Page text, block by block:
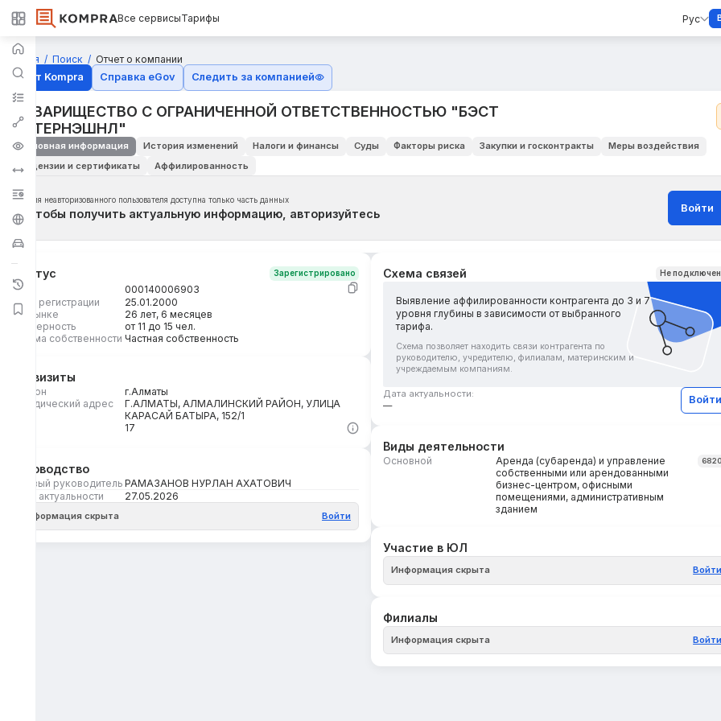
Все сервисыТарифы Рус
Главная Поиск
Отчет о компании
Отчёт Kompra
Справка eGov Следить за компанией
ТОВАРИЩЕСТВО С ОГРАНИЧЕННОЙ ОТВЕТСТВЕННОСТЬЮ "БЭСТ
ИНТЕРНЭШНЛ"
Основная информация История изменений Налоги и финансы Суды Факторы риска Закупки и госконтракты
Меры воздействия
Лицензии и сертификаты
Аффилированность
Для неавторизованного пользователя доступна только часть данных
Чтобы получить актуальную информацию, авторизуйтесь Войти
Статус Зарегистрировано
БИН
000140006903
Дата регистрации
25.01.2000
На рынке
26 лет, 6 месяцев
Размерность
от 11 до 15 чел.
Форма собственности Частная собственность
Реквизиты
Регион
г.Алматы
Юридический адрес
Г.АЛМАТЫ, АЛМАЛИНСКИЙ РАЙОН, УЛИЦА
КАРАСАЙ БАТЫРА, 152/1
17
Руководство
Первый руководитель РАМАЗАНОВ НУРЛАН АХАТОВИЧ
Дата актуальности
27.05.2026
Информация скрыта Войти
Схема связей Не
Выявление аффилированности контрагента до 3 и 7
уровня глубины в зависимости от выбранного
тарифа.
Схема позволяет находить связи контрагента по
руководителю, учредителю, филиалам, материнским и
учреждаемым компаниям.
Дата актуальности:
—
Войти
Виды деятельности
Основной
Аренда (субаренда) и управление
собственными или арендованными
бизнес-центром, офисными
помещениями, административным
зданием
Участие в ЮЛ
Информация скрыта Войти
Филиалы
Информация скрыта Войти